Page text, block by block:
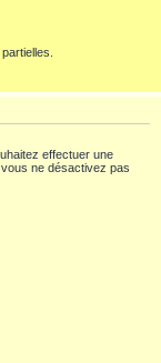
effectuer une
ne désactivez pas